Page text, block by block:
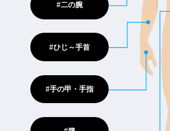
#二の腕
#ひじ～手首
#手の甲・手指